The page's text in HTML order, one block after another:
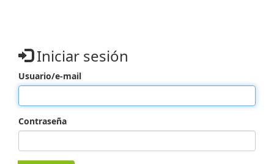
Iniciar sesión
Usuario/e-mail
Contraseña